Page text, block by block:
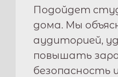
Подойдет
дома. Мы
аудиторией,
повышать